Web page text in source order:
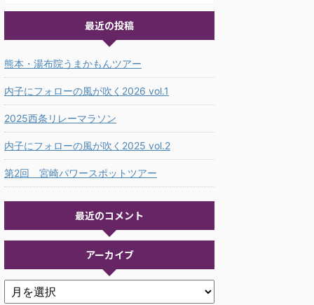
最近の投稿
熊本・湯布院うまかもんツアー
内子にフォローの風が吹く2026 vol.1
2025西条リレーマラソン
内子にフォローの風が吹く2025 vol.2
第2回 宮崎パワースポットツアー
最近のコメント
アーカイブ